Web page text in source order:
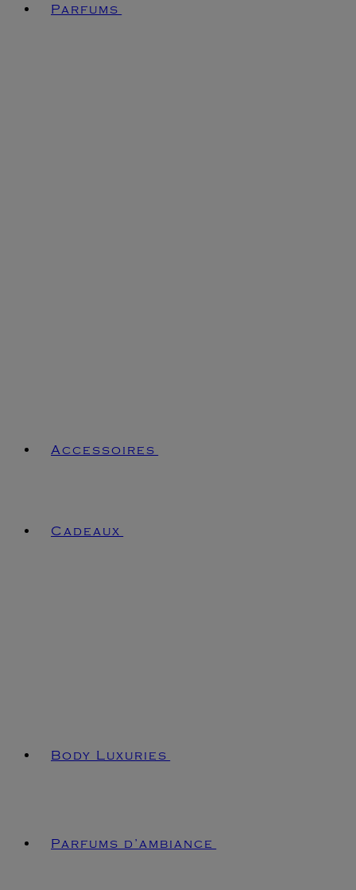
Parfums
Accessoires
Cadeaux
Body Luxuries
Parfums d’ambiance